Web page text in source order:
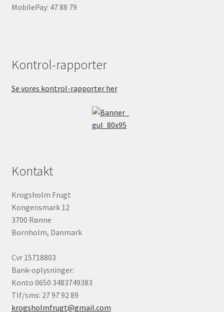
MobilePay: 47 88 79
Kontrol-rapporter
Se vores kontrol-rapporter her
Kontakt
Krogsholm Frugt
Kongensmark 12
3700 Rønne
Bornholm, Danmark
Cvr 15718803
Bank-oplysninger:
Konto 0650 3483749383
Tlf/sms: 27 97 92 89
krogsholmfrugt@gmail.com